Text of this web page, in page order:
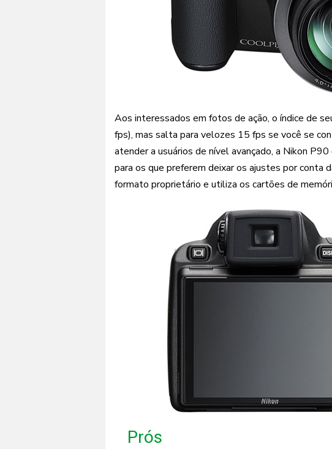
Aos interessados em fotos de ação, o índice de
fps), mas salta para velozes 15 fps se você se
atender a usuários de nível avançado, a Nikon
para os que preferem deixar os ajustes por conta
formato proprietário e utiliza os cartões de
Prós